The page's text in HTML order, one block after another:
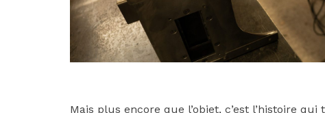
Mais plus encore que l’objet, c’est l’histoire